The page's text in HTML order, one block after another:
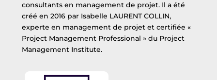
consultants en management de projet. Il a été
créé en 2016 par Isabelle LAURENT COLLIN,
experte en management de projet et certifiée «
Project Management Professional » du Project
Management Institute.